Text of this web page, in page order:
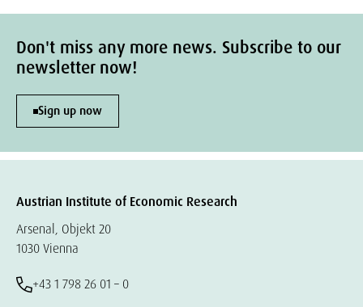
Don't miss any more news. Subscribe to our
newsletter now!
Sign up now
Austrian Institute of Economic Research
Arsenal, Objekt 20
1030 Vienna
+43 1 798 26 01 – 0